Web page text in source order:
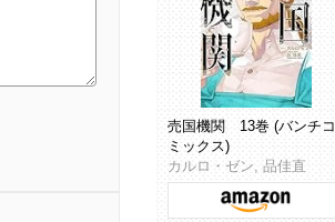
売国機関 13巻 (バンチコ
ミックス)
カルロ・ゼン, 品佳直